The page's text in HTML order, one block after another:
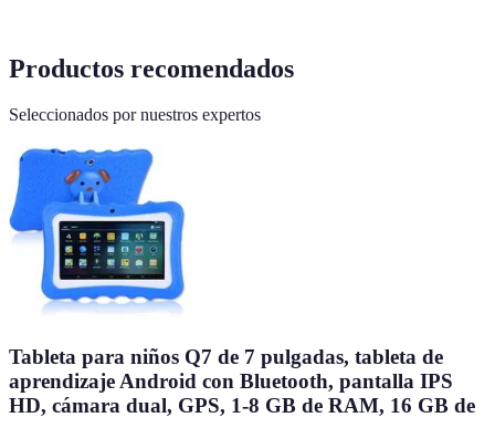
Productos recomendados
Seleccionados por nuestros expertos
Tableta para niños Q7 de 7 pulgadas, tableta de
aprendizaje Android con Bluetooth, pantalla IPS
HD, cámara dual, GPS, 1-8 GB de RAM, 16 GB de